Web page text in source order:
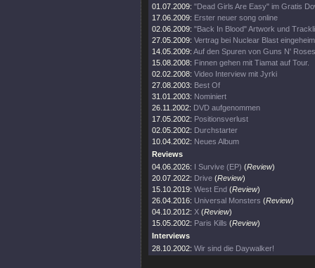
01.07.2009: "Dead Girls Are Easy" im Gratis
17.06.2009: Erster neuer song online
02.06.2009: "Back In Blood" Artwork und
27.05.2009: Vertrag bei Nuclear Blast
14.05.2009: Auf den Spuren von Guns N'
15.08.2008: Finnen gehen mit Tiamat auf Tour.
02.02.2008: Video Interview mit Jyrki
27.08.2003: Best Of
31.01.2003: Nominiert
26.11.2002: DVD aufgenommen
17.05.2002: Positionsverlust
02.05.2002: Durchstarter
10.04.2002: Neues Album
Reviews
04.06.2026: I Survive (EP) (Review)
20.07.2022: Drive (Review)
15.10.2019: West End (Review)
26.04.2016: Universal Monsters (Review)
04.10.2012: X (Review)
15.05.2002: Paris Kills (Review)
Interviews
28.10.2002: Wir sind die Daywalker!